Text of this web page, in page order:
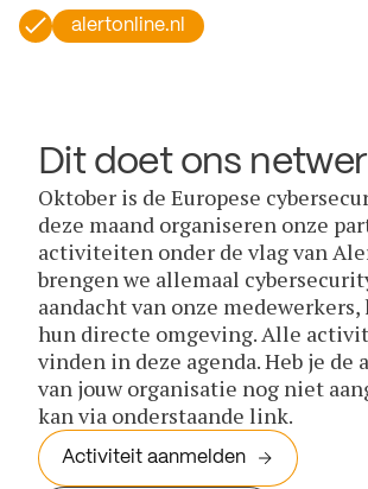
alertonline.nl
Dit doet ons
Oktober is de Europese
deze maand organiseren onze
activiteiten onder de vlag van
brengen we allemaal
aandacht van onze
hun directe omgeving. Alle
vinden in deze agenda. Heb je
van jouw organisatie nog niet
kan via onderstaande link.
Activiteit aanmelden